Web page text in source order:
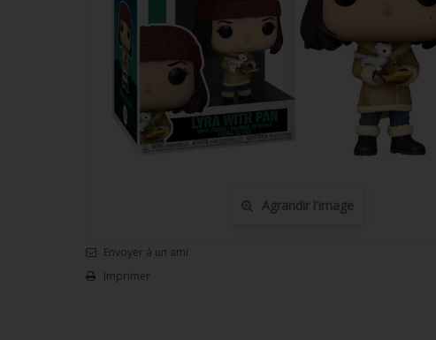
Agrandir l'image
Envoyer à un ami
Imprimer